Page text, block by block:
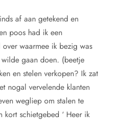
af aan getekend en
poos had ik een
waarmee ik bezig was
gaan doen. (beetje
en stelen verkopen? Ik zat
nogal vervelende klanten
wegliep om stalen te
kort schietgebed ‘ Heer ik